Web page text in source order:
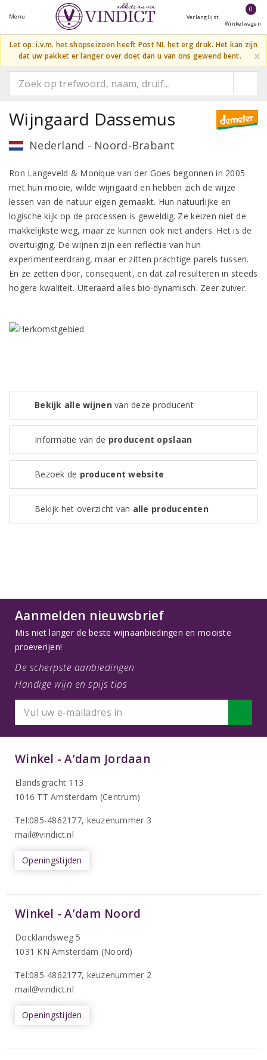
Menu Verlanglijst
0
Winkelwagen
Let op: i.v.m. het shopseizoen heeft Post NL het erg druk. Het kan zijn
dat uw pakket er langer over doet dan u van ons gewend bent.
×
Wijngaard Dassemus
Nederland - Noord-Brabant
Ron Langeveld & Monique van der Goes begonnen in 2005
met hun mooie, wilde wijngaard en hebben zich de wijze
lessen van de natuur eigen gemaakt. Hun natuurlijke en
logische kijk op de processen is geweldig. Ze keizen niet de
makkelijkste weg, maar ze kunnen ook niet anders. Het is de
overtuiging. De wijnen zijn een reflectie van hun
experimenteerdrang, maar er zitten prachtige parels tussen.
En ze zetten door, consequent, en dat zal resulteren in steeds
hogere kwaliteit. Uiteraard alles bio-dynamisch. Zeer zuiver.
Bekijk alle wijnenvan deze producent
Informatie van de producent opslaan
Bezoek de producent website
Bekijk het overzicht van alle producenten
Aanmelden nieuwsbrief
Mis niet langer de beste wijnaanbiedingen en mooiste
proeverijen!
De scherpste aanbiedingen
Handige wijn en spijs tips
Winkel - A’dam Jordaan
Elandsgracht 113
1016 TT Amsterdam (Centrum)
Tel:085-4862177, keuzenummer 3
mail@vindict.nl
Openingstijden
Winkel - A’dam Noord
Docklandsweg 5
1031 KN Amsterdam (Noord)
Tel:085-4862177, keuzenummer 2
mail@vindict.nl
Openingstijden